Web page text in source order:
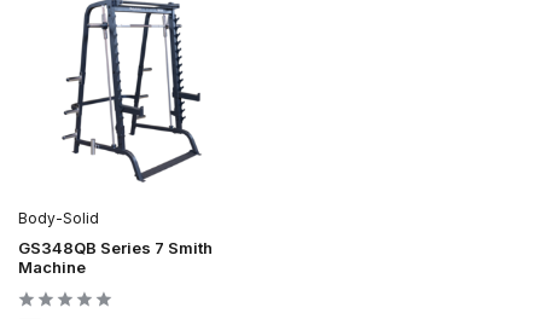
Body-Solid
GS348QB Series 7 Smith
Machine